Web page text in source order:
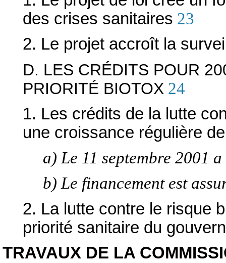
des crises sanitaires 23
2. Le projet accroît la
D. LES CRÉDITS POUR
PRIORITÉ BIOTOX 24
1. Les crédits de la lutte
une croissance régulière
a) Le 11 septembre 2001
b) Le financement est
2. La lutte contre le risque
priorité sanitaire du
TRAVAUX DE LA